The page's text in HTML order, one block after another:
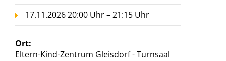
17.11.2026 20:00 Uhr – 21:15 Uhr
Ort:
Eltern-Kind-Zentrum Gleisdorf - Turnsaal